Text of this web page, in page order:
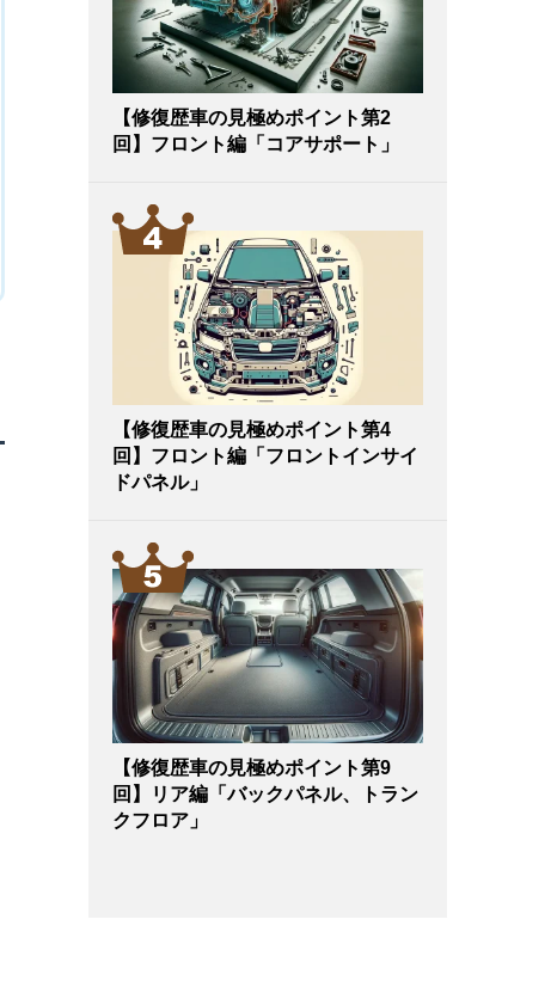
【修復歴車の見極めポイント第2
回】フロント編「コアサポート」
【修復歴車の見極めポイント第4
回】フロント編「フロントインサイ
ドパネル」
【修復歴車の見極めポイント第9
回】リア編「バックパネル、トラン
クフロア」